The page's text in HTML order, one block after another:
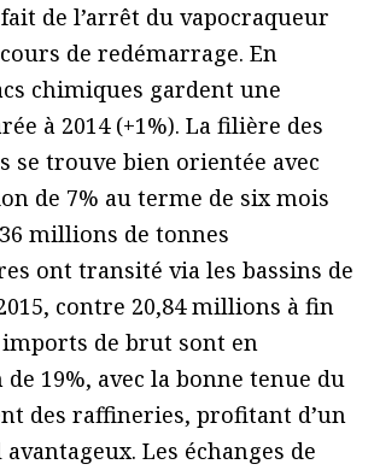
de l’arrêt du vapocraqueur
de redémarrage. En
chimiques gardent une
à 2014 (+1%). La filière des
se trouve bien orientée avec
de 7% au terme de six mois
millions de tonnes
ont transité via les bassins de
contre 20,84 millions à fin
imports de brut sont en
19%, avec la bonne tenue du
des raffineries, profitant d’un
Les échanges de